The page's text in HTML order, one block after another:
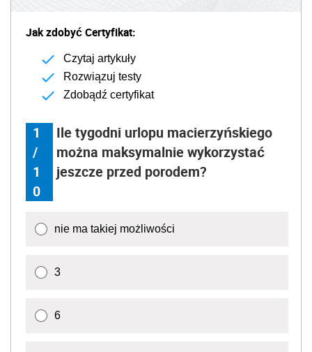
Jak zdobyć Certyfikat:
Czytaj artykuły
Rozwiązuj testy
Zdobądź certyfikat
1
/
1
0
Ile tygodni urlopu macierzyńskiego
można maksymalnie wykorzystać
jeszcze przed porodem?
nie ma takiej możliwości
3
6